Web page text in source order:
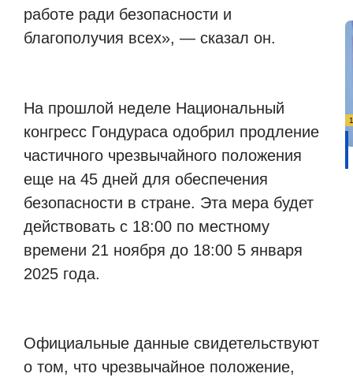
работе ради безопасности и
благополучия всех», — сказал он.
На прошлой неделе Национальный
конгресс Гондураса одобрил продление
частичного чрезвычайного положения
еще на 45 дней для обеспечения
безопасности в стране. Эта мера будет
действовать с 18:00 по местному
времени 21 ноября до 18:00 5 января
2025 года.
Официальные данные свидетельствуют
о том, что чрезвычайное положение,